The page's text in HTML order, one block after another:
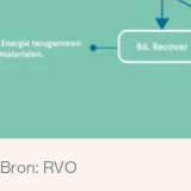
Bron: RVO